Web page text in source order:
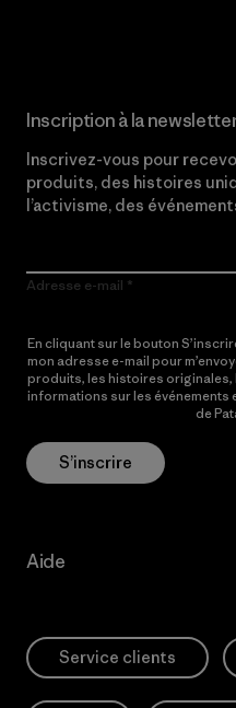
Inscription à la
Inscrivez-vous pour
produits, des histoires
l’activisme, des
Adresse e-mail
En cliquant sur le bouton
mon adresse e-mail pour
produits, les histoires originales,
informations sur les événements
de
S’inscrire
Aide
Service clients